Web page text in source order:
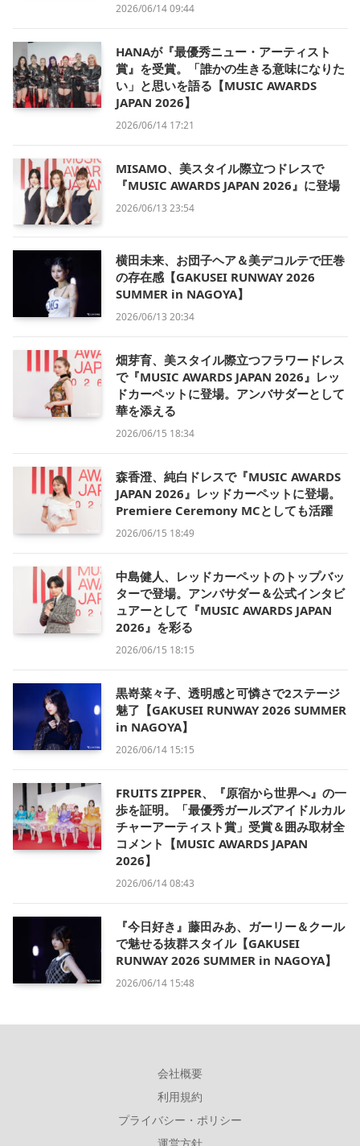
2026/06/14 09:44
HANAが『最優秀ニュー・アーティスト
賞』を受賞。「誰かの生きる意味になりた
い」と思いを語る【MUSIC AWARDS
JAPAN 2026】
2026/06/14 17:21
MISAMO、美スタイル際立つドレスで
『MUSIC AWARDS JAPAN 2026』に登場
2026/06/13 23:54
横田未来、お団子ヘア＆美デコルテで圧巻
の存在感【GAKUSEI RUNWAY 2026
SUMMER in NAGOYA】
2026/06/13 20:34
畑芽育、美スタイル際立つフラワードレス
で『MUSIC AWARDS JAPAN 2026』レッ
ドカーペットに登場。アンバサダーとして
華を添える
2026/06/15 18:34
森香澄、純白ドレスで『MUSIC AWARDS
JAPAN 2026』レッドカーペットに登場。
Premiere Ceremony MCとしても活躍
2026/06/15 18:49
中島健人、レッドカーペットのトップバッ
ターで登場。アンバサダー＆公式インタビ
ュアーとして『MUSIC AWARDS JAPAN
2026』を彩る
2026/06/15 18:15
黒嵜菜々子、透明感と可憐さで2ステージ
魅了【GAKUSEI RUNWAY 2026 SUMMER
in NAGOYA】
2026/06/14 15:15
FRUITS ZIPPER、『原宿から世界へ』の一
歩を証明。「最優秀ガールズアイドルカル
チャーアーティスト賞」受賞＆囲み取材全
コメント【MUSIC AWARDS JAPAN
2026】
2026/06/14 08:43
『今日好き』藤田みあ、ガーリー＆クール
で魅せる抜群スタイル【GAKUSEI
RUNWAY 2026 SUMMER in NAGOYA】
2026/06/14 15:48
会社概要
利用規約
プライバシー・ポリシー